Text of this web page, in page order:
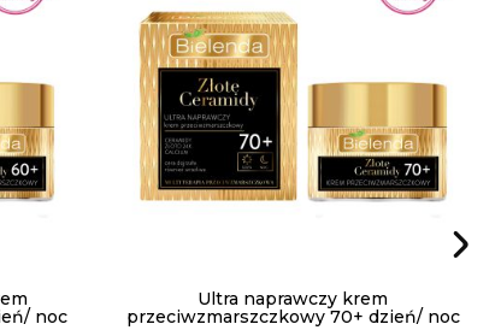
noc
Ultra naprawczy krem
przeciwzmarszczkowy 70+ dzień/ noc